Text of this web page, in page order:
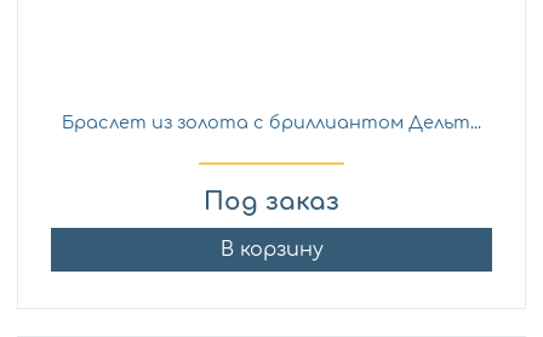
Браслет из золота с бриллиантом Дельт...
Под заказ
В корзину